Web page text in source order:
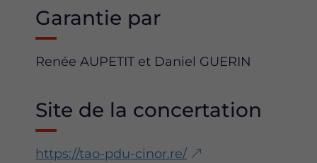
Garantie par
Renée AUPETIT et Daniel GUERIN
Site de la concertation
https://tao-pdu-cinor.re/